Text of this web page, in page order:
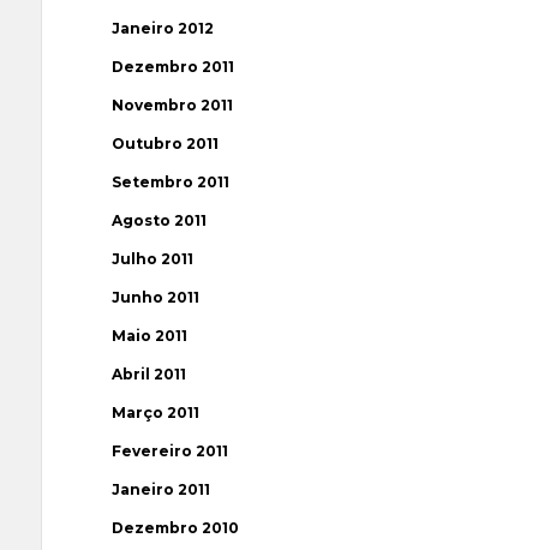
Janeiro 2012
Dezembro 2011
Novembro 2011
Outubro 2011
Setembro 2011
Agosto 2011
Julho 2011
Junho 2011
Maio 2011
Abril 2011
Março 2011
Fevereiro 2011
Janeiro 2011
Dezembro 2010